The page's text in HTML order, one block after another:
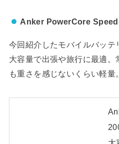
Anker PowerCore Speed
今回紹介したモバイルバッ
大容量で出張や旅行に最適
も重さを感じないくらい軽量。